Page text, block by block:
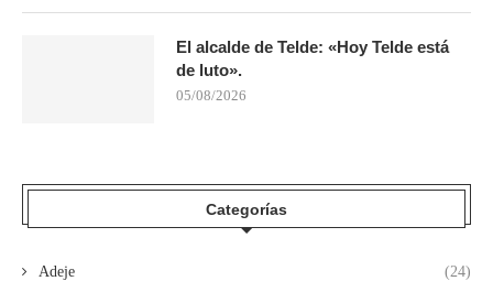
El alcalde de Telde: «Hoy Telde está
de luto».
05/08/2026
Categorías
Adeje (24)